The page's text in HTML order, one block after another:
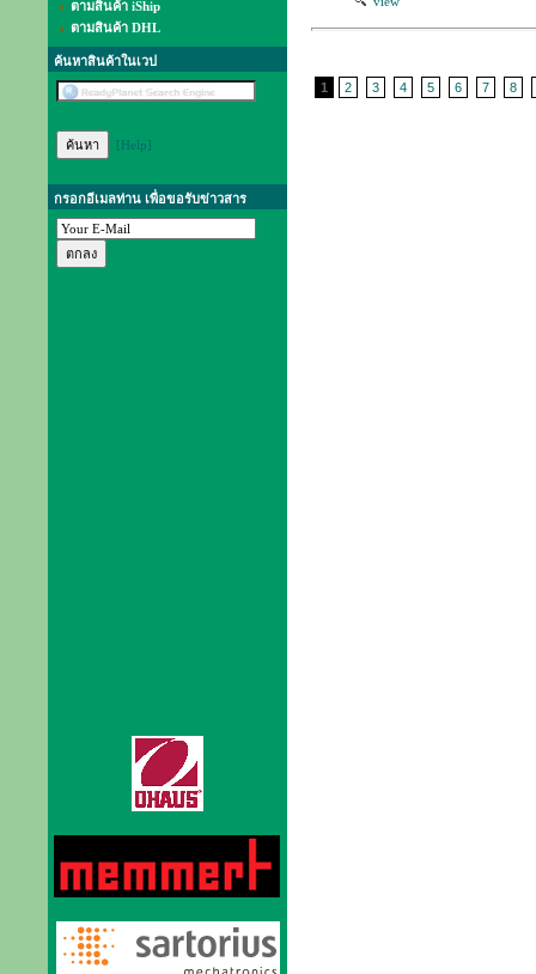
ตามสินค้า iShip
ตามสินค้า DHL
ค้นหาสินค้าในเวป
[Help]
กรอกอีเมลท่าน เพื่อขอรับข่าวสาร
1 2 3 4 5 6 7 8